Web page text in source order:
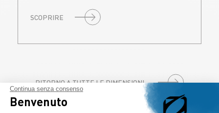
SCOPRIRE
RITORNO A TUTTE LE DIMENSIONI
Continua senza consenso
Benvenuto